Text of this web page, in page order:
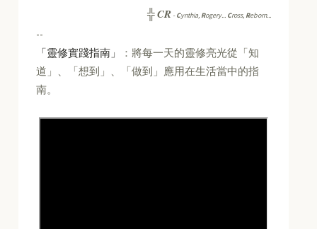
╬CR -Cynthia, Rogery... Cross, Reborn...
--
「靈修實踐指南」
：將每一天的靈修亮光從「知
道」、「想到」、「做到」應用在生活當中的指
南。